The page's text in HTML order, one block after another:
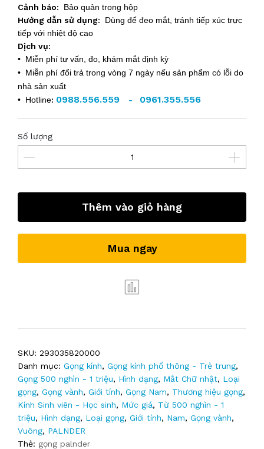
Cảnh báo: Bảo quản trong hộp
Hướng dẫn sử dụng: Dùng để đeo mắt, tránh tiếp xúc trực
tiếp với nhiệt độ cao
Dịch vụ:
• Miễn phí tư vấn, đo, khám mắt định kỳ
• Miễn phí đổi trả trong vòng 7 ngày nếu sản phẩm có lỗi do
nhà sản xuất
• Hotline: 0988.556.559 - 0961.355.556
Số lượng
Thêm vào giỏ hàng
Mua ngay
SKU: 293035820000
Danh mục: Gọng kính, Gọng kính phổ thông - Trẻ trung,
Gọng 500 nghìn - 1 triệu, Hình dạng, Mắt Chữ nhật, Loại
gọng, Gọng vành, Giới tính, Gọng Nam, Thương hiệu gọng,
Kính Sinh viên - Học sinh, Mức giá, Từ 500 nghìn - 1
triệu, Hình dạng, Loại gọng, Giới tính, Nam, Gọng vành,
Vuông, PALNDER
Thẻ: gọng palnder